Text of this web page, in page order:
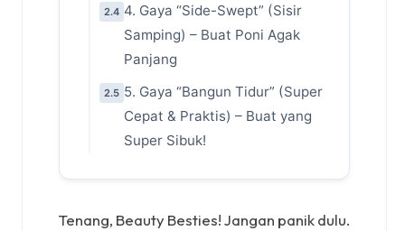
2.4 4. Gaya “Side-Swept” (Sisir
Samping) – Buat Poni Agak
Panjang
2.5 5. Gaya “Bangun Tidur” (Super
Cepat & Praktis) – Buat yang
Super Sibuk!
Tenang, Beauty Besties! Jangan panik dulu.